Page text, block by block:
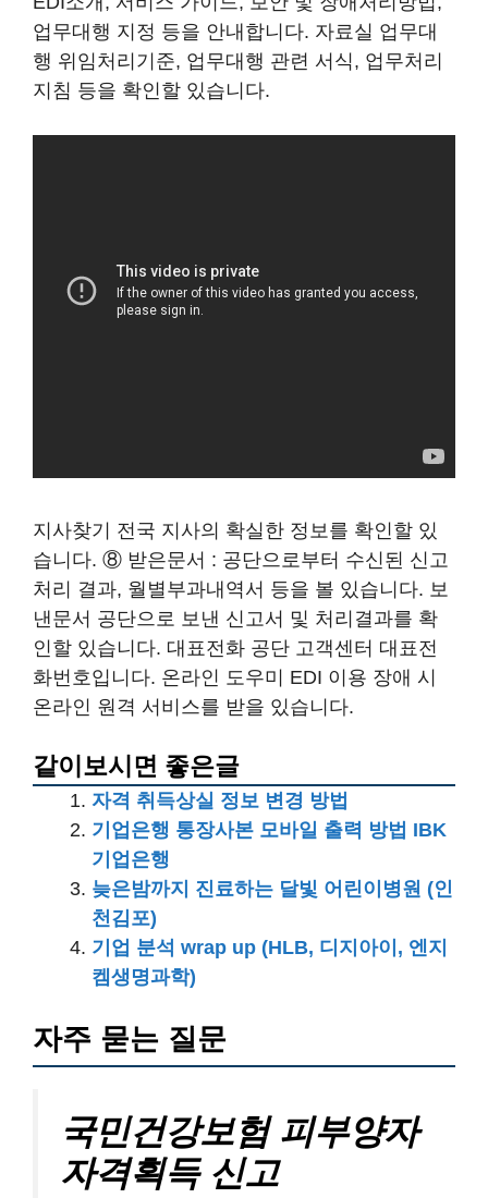
습니다. ⑧ 받은문서 : 공단으로부터 수신된 신고
처리 결과, 월별부과내역서 등을 볼 있습니다. 보
같이보시면 좋은글
기업은행 통장사본 모바일 출력 방법 IBK
기업은행
늦은밤까지 진료하는 달빛 어린이병원 (인
천김포)
기업 분석 wrap up (HLB, 디지아이, 엔지
켐생명과학)
자주 묻는 질문
국민건강보험 피부양자
자격획득 신고
국민건강보험 피부양자 자격획득
신고 등록하는 방법은 총 4가지가
있습니다. 궁금한 사항은 본문을 참
고하시기 바랍니다.
법